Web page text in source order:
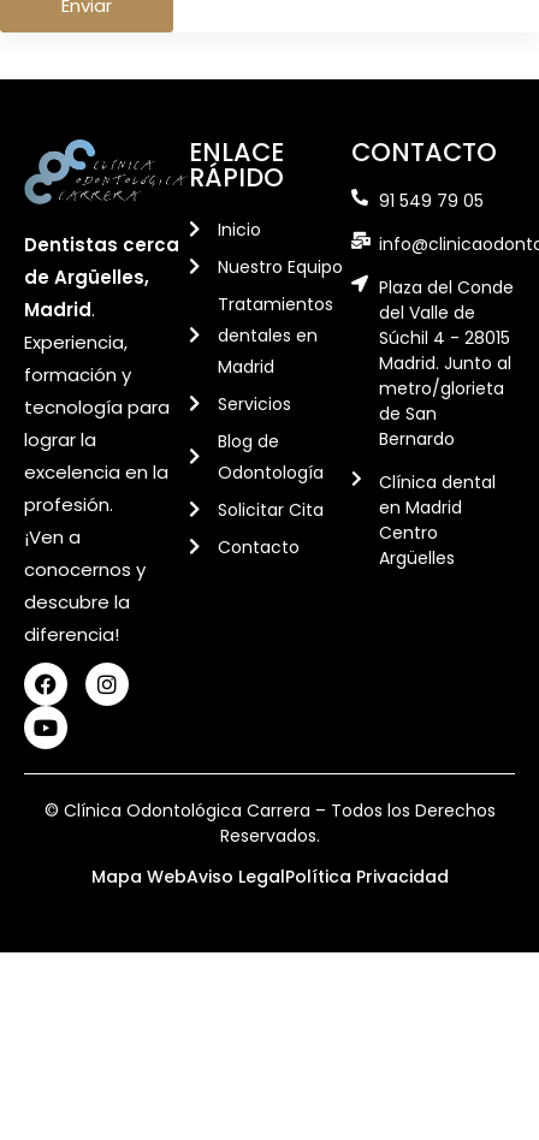
Dentistas cerca
de Argüelles,
Madrid.
Experiencia,
formación y
tecnología para
lograr la
excelencia en la
profesión.
¡Ven a
conocernos y
descubre la
diferencia!
ENLACE
RÁPIDO
Inicio
Nuestro Equipo
Tratamientos
dentales en
Madrid
Servicios
Blog de
Odontología
Solicitar Cita
Contacto
CONTACTO
91 549 79 05
Plaza del Conde
del Valle de
Súchil 4 - 28015
Madrid. Junto al
metro/glorieta
de San
Bernardo
Clínica dental
en Madrid
Centro
Argüelles
© Clínica Odontológica Carrera – Todos los Derechos
Reservados.
Mapa WebAviso LegalPolítica Privacidad